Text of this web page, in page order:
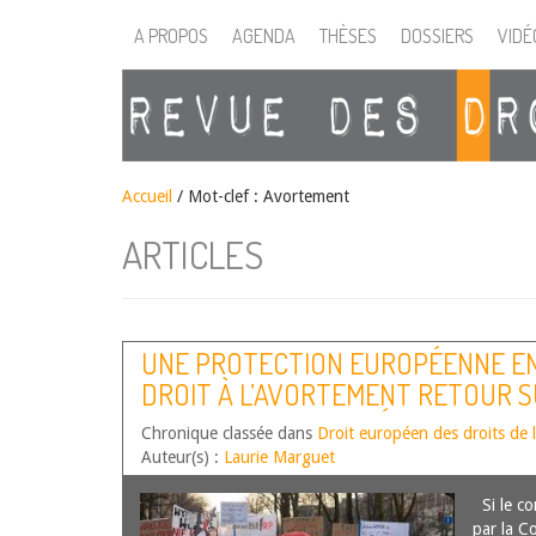
A PROPOS AGENDA THÈSES DOSSIERS
Accueil / Mot-clef : Avortement
ARTICLES
UNE PROTECTION EUROPÉENNE
DROIT À L’AVORTEMENT RETOUR
PAR LA COUR EUROPÉENNE DES
DANS L’AFFAIRE M. L. CONTRE
DÉCEMBRE 2023
Chronique classée dans Droit européen des droits de
Auteur(s) : Laurie Marguet
Si le
par la